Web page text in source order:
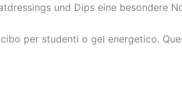
und Dips eine besondere
per studenti o gel energetico.